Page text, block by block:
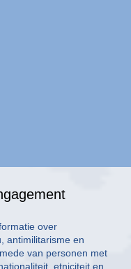
over
antimilitarisme en
van personen met
etniciteit en